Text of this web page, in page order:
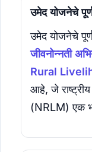
उमेद योजनेचे
उमेद योजनेचे
जीवनोन्नती
Rural
आहे, जे राष्ट्रीय
(NRLM) एक